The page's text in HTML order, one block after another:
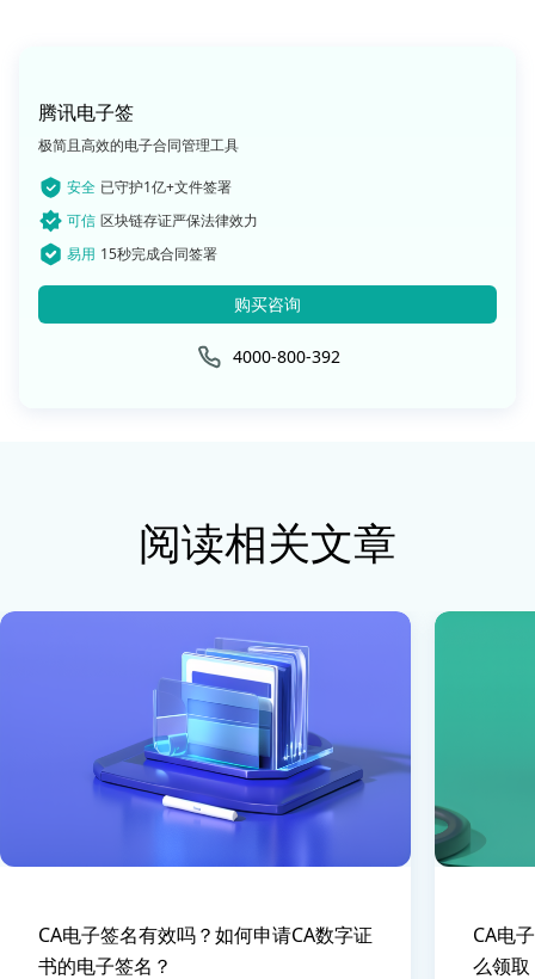
腾讯电子签
极简且高效的电子合同管理工具
安全 已守护1亿+文件签署
可信 区块链存证严保法律效力
易用 15秒完成合同签署
购买咨询
4000-800-392
阅读相关文章
CA电子签名有效吗？如何申请CA数字证
书的电子签名？
CA电
么领取